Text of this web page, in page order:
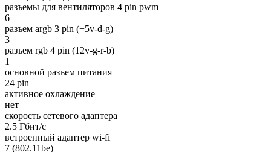
разъемы для вентиляторов 4 pin pwm
6
разъем argb 3 pin (+5v-d-g)
3
разъем rgb 4 pin (12v-g-r-b)
1
основной разъем питания
24 pin
активное охлаждение
нет
скорость сетевого адаптера
2.5 Гбит/с
встроенный адаптер wi-fi
7 (802.11be)